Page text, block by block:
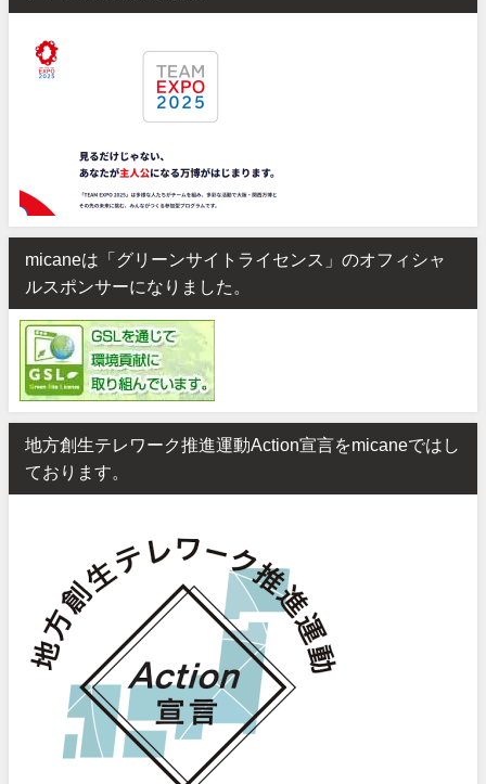
micaneは「グリーンサイトライセンス」のオフィシャ
ルスポンサーになりました。
地方創生テレワーク推進運動Action宣言をmicaneではし
ております。